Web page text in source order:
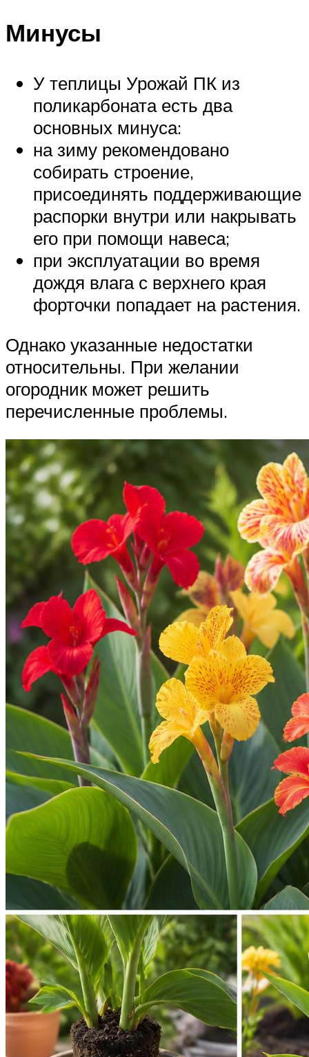
Минусы
У теплицы Урожай ПК из
поликарбоната есть два
основных минуса:
на зиму рекомендовано
собирать строение,
присоединять поддерживающие
распорки внутри или накрывать
его при помощи навеса;
при эксплуатации во время
дождя влага с верхнего края
форточки попадает на растения.
Однако указанные недостатки
относительны. При желании
огородник может решить
перечисленные проблемы.